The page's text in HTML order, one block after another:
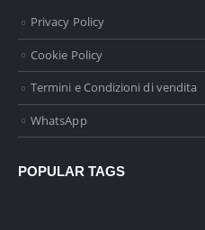
Privacy Policy
Cookie Policy
Termini e Condizioni di vendita
WhatsApp
POPULAR TAGS